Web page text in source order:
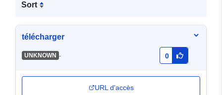
Sort
télécharger
UNKNOWN - 0
URL d'accès